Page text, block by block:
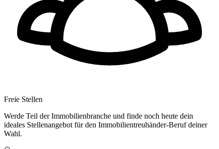
Freie Stellen
Werde Teil der Immobilienbranche und finde noch heute dein
ideales Stellenangebot für den Immobilientreuhänder-Beruf deiner
Wahl.